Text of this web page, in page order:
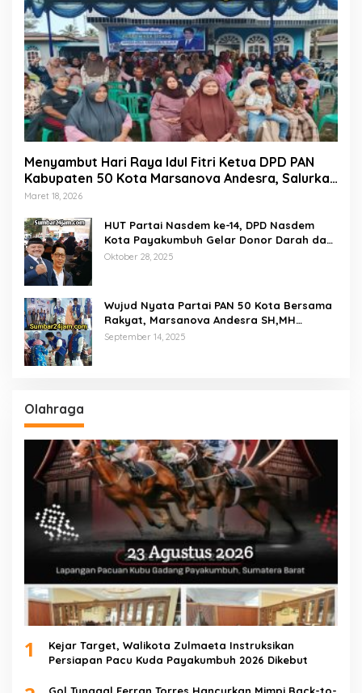
Menyambut Hari Raya Idul Fitri Ketua DPD PAN
Kabupaten 50 Kota Marsanova Andesra, Salurkan
Empat Ton Bantuan Beras Untuk Masyarakat
Maret 18, 2026
HUT Partai Nasdem ke-14, DPD Nasdem
Kota Payakumbuh Gelar Donor Darah dan
Pemeriksaan Kesehatan Gratis
Oktober 28, 2025
Wujud Nyata Partai PAN 50 Kota Bersama
Rakyat, Marsanova Andesra SH,MH
Salurkan 600 Karung Beras Untuk
September 14, 2025
Olahraga
1
Kejar Target, Walikota Zulmaeta Instruksikan
Persiapan Pacu Kuda Payakumbuh 2026 Dikebut